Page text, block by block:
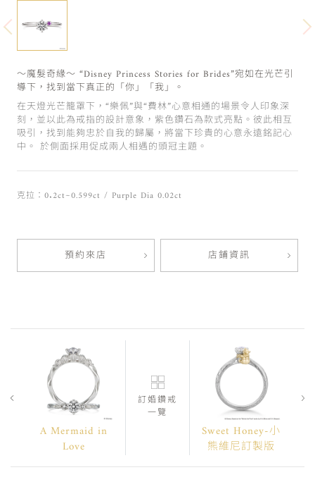
～魔髮奇緣～ “Disney Princess Stories for Brides”宛如在光芒引
導下，找到當下真正的「你」「我」。
在天燈光芒籠罩下，“樂佩”與“費林”心意相通的場景令人印象深
刻，並以此為戒指的設計意象，紫色鑽石為款式亮點。彼此相互
吸引，找到能夠忠於自我的歸屬，將當下珍貴的心意永遠銘記心
中。 於側面採用促成兩人相遇的頭冠主題。
克拉：0.2ct~0.599ct / Purple Dia 0.02ct
預約來店 店鋪資訊
A Mermaid in
Love
訂婚鑽戒
一覽
Sweet Honey-小
熊維尼訂製版